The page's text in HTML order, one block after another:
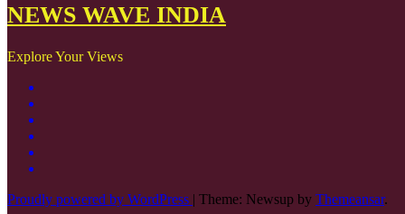
NEWS WAVE INDIA
Explore Your Views
Proudly powered by WordPress | Theme: Newsup by Themeansar.